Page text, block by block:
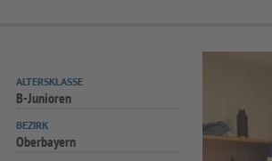
ALTERSKLASSE
B-Junioren
BEZIRK
Oberbayern